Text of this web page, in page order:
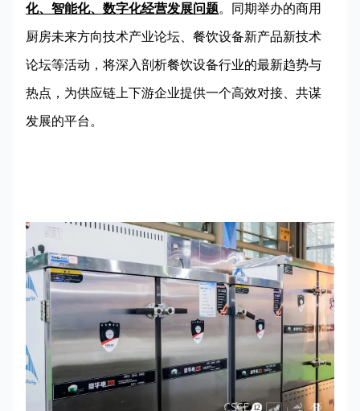
化、智能化、数字化经营发展问题。同期举办的商用
厨房未来方向技术产业论坛、餐饮设备新产品新技术
论坛等活动，将深入剖析餐饮设备行业的最新趋势与
热点，为供应链上下游企业提供一个高效对接、共谋
发展的平台。